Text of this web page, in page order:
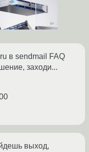
в sendmail FAQ
заходи...
выход,